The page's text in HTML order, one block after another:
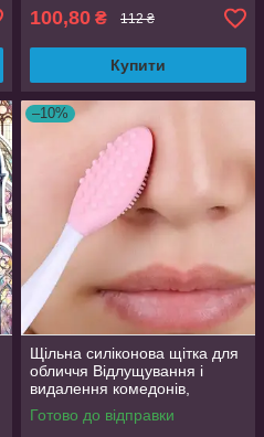
100,80 ₴ 112 ₴
Купити
–10%
Щільна силіконова щітка для
обличчя Відлущування і
видалення комедонів,
текстурна поверхня
Готово до відправки